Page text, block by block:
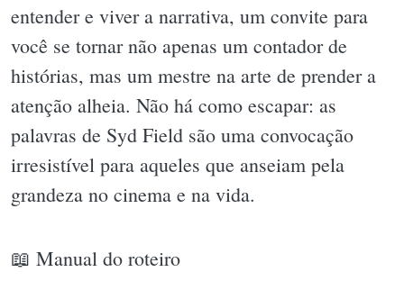
entender e viver a narrativa, um convite para
você se tornar não apenas um contador de
histórias, mas um mestre na arte de prender a
atenção alheia. Não há como escapar: as
palavras de Syd Field são uma convocação
irresistível para aqueles que anseiam pela
grandeza no cinema e na vida.
📖 Manual do roteiro